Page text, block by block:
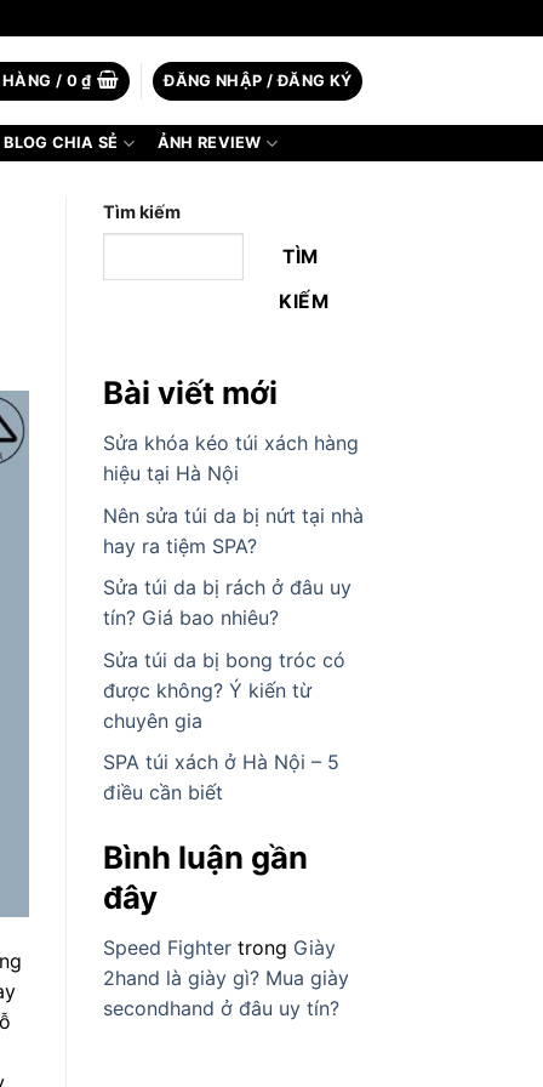
HÀNG / 0₫ ĐĂNG NHẬP / ĐĂNG KÝ
BLOG CHIA SẺ ẢNH REVIEW
Tìm kiếm
TÌM
KIẾM
Bài viết mới
Sửa khóa kéo túi xách hàng
hiệu tại Hà Nội
Nên sửa túi da bị nứt tại nhà
hay ra tiệm SPA?
Sửa túi da bị rách ở đâu uy
tín? Giá bao nhiêu?
Sửa túi da bị bong tróc có
được không? Ý kiến từ
chuyên gia
SPA túi xách ở Hà Nội – 5
điều cần biết
Bình luận gần
đây
Speed Fightertrong Giày
2hand là giày gì? Mua giày
secondhand ở đâu uy tín?